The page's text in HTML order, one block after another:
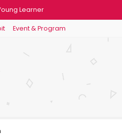
Learner
Kecil
Pendidikan dan Keterampilannya
Event & Program